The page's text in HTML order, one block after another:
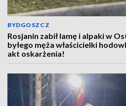
BYDGOSZCZ
Rosjanin zabił lamę i alpaki w
byłego męża właścicielki
akt oskarżenia!